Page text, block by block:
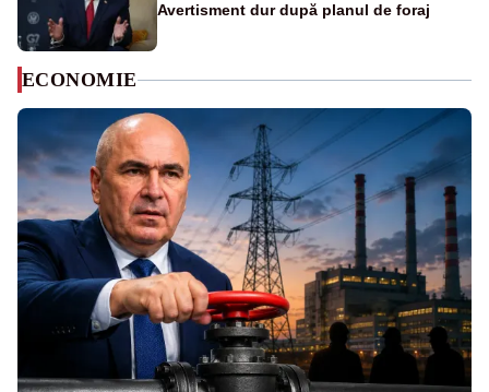
Avertisment dur după planul de foraj
ECONOMIE